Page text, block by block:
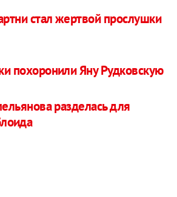
стал жертвой прослушки
похоронили Яну Рудковскую
разделась для